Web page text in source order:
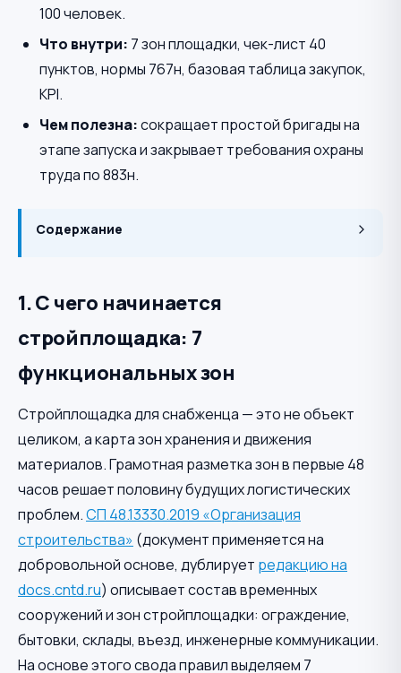
100 человек.
Что внутри: 7 зон площадки, чек-лист 40
пунктов, нормы 767н, базовая таблица закупок,
KPI.
Чем полезна:сокращает простой бригады на
этапе запуска и закрывает требования охраны
труда по 883н.
Содержание
1. С чего начинается
стройплощадка: 7
функциональных зон
Стройплощадка для снабженца — это не объект
целиком, а карта зон хранения и движения
материалов. Грамотная разметка зон в первые 48
часов решает половину будущих логистических
проблем.СП 48.13330.2019 «Организация
строительства» (документ применяется на
добровольной основе, дублирует редакцию на
docs.cntd.ru) описывает состав временных
сооружений и зон стройплощадки: ограждение,
бытовки, склады, въезд, инженерные коммуникации.
На основе этого свода правил выделяем 7